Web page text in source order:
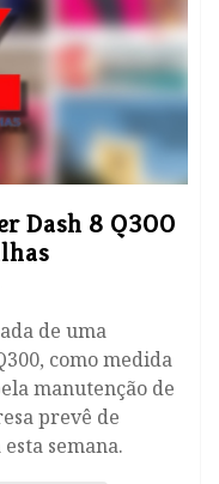
Dash 8 Q300
de uma
como medida
manutenção de
prevê de
semana.